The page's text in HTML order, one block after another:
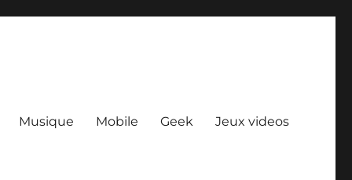
Musique Mobile Geek Jeux videos